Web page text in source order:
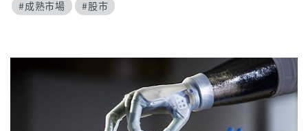
#成熟市場 #股市